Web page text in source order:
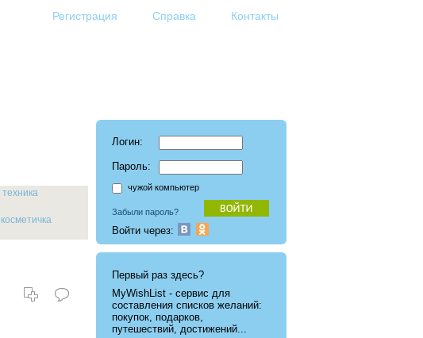
Регистрация Справка Контакты
техника
косметичка
Логин:
Пароль:
чужой компьютер
Забыли пароль?
Войти через:
Первый раз здесь?
MyWishList - cервис для
составления списков желаний:
покупок, подарков,
путешествий, достижений...